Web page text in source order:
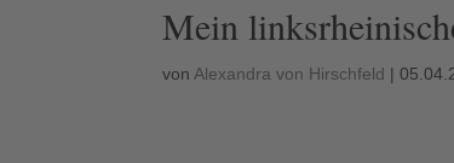
Mein
von Alexandra von Hirschfeld |